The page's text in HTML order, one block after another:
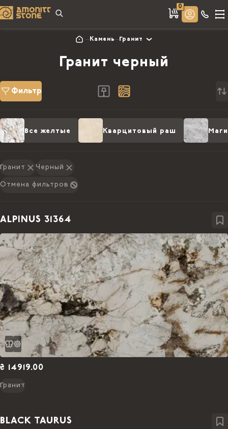
0
Камень Гранит
Гранит черный
Фильтр
Все желтые Кварцитовый раш
Гранит Черный
Отмена фильтров
ALPINUS 31364
₴ 14919.00
Гранит
BLACK TAURUS